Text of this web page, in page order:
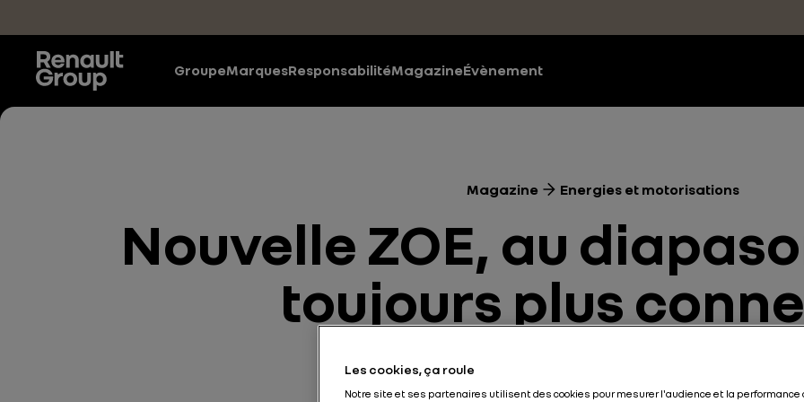
GroupeMarquesResponsabilitéMagazineÉvènement
Magazine Energies et motorisations
Nouvelle ZOE, au
toujours plus
Energies et motorisations
Les cookies, ça roule
Notre site et ses partenaires utilisent des cookies pour mesurer l'audience et la performance